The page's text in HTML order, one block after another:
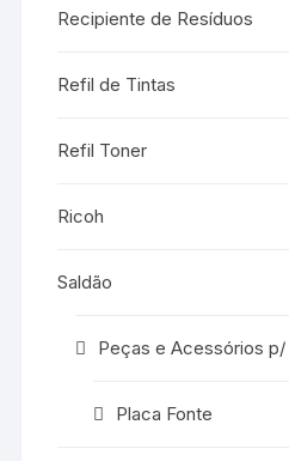
Recipiente de Resíduos
Refil de Tintas
Refil Toner
Ricoh
Saldão
Peças e Acessórios
Placa Fonte